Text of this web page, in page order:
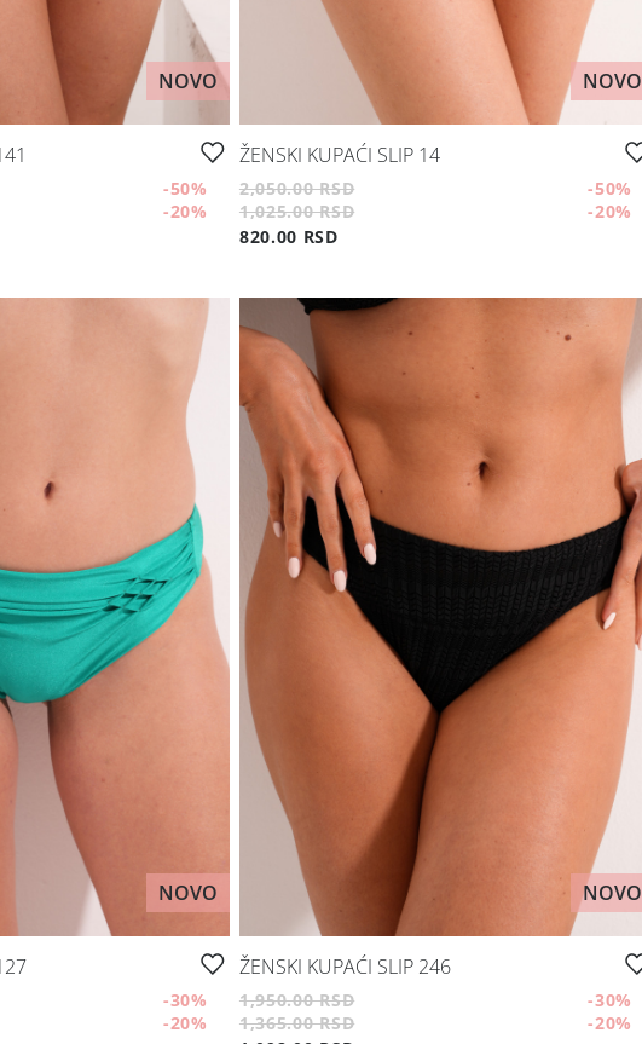
NOVO
-50%
-20%
NOVO
ŽENSKI KUPAĆI SLIP 14
2,050.00 RSD -50%
1,025.00 RSD
-20%
820.00 RSD
NOVO
-30%
-20%
NOVO
ŽENSKI KUPAĆI SLIP 246
1,950.00 RSD -30%
1,365.00 RSD
-20%